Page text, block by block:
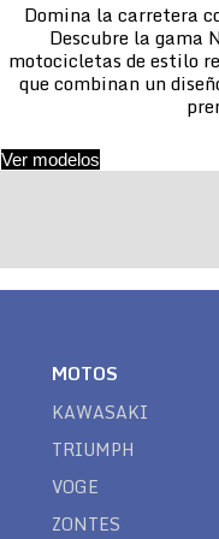
Domina la carretera
Descubre la gama
motocicletas de estilo
que combinan un
Ver modelos
MOTOS
KAWASAKI
TRIUMPH
VOGE
ZONTES